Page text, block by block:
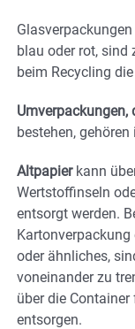
blau oder rot, sind
beim Recycling
Umverpackungen,
bestehen,
Altpapierkann
Wertstoffinseln
entsorgt werden.
oder ähnliches,
voneinander zu
über die
entsorgen.